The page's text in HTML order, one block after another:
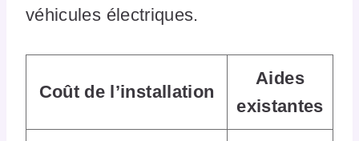
véhicules électriques.
Coût de l’installation
Aides
existantes